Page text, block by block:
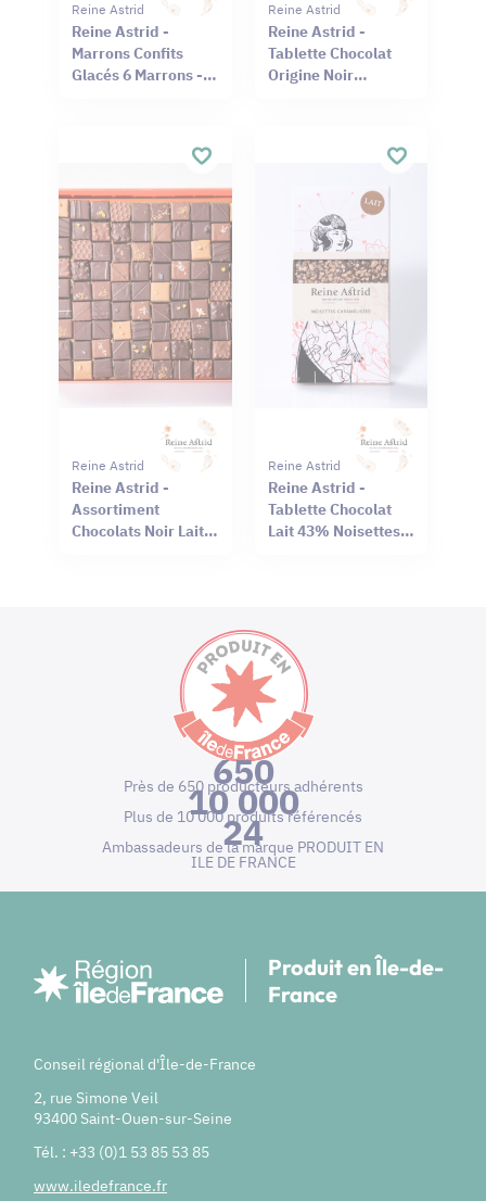
Reine Astrid
Reine Astrid -
Marrons Confits
Glacés 6 Marrons -
Reine Astrid
Reine Astrid -
Tablette Chocolat
Origine Noir
Reine Astrid
Reine Astrid -
Assortiment
Chocolats Noir Lait
Reine Astrid
Reine Astrid -
Tablette Chocolat
Lait 43% Noisettes
650
Près de 650 producteurs adhérents
10 000
Plus de 10 000 produits référencés
24
Ambassadeurs de la marque PRODUIT EN
ILE DE FRANCE
Produit en Île-de-
France
Conseil régional d'Île-de-France
2, rue Simone Veil
93400 Saint-Ouen-sur-Seine
Tél. : +33 (0)1 53 85 53 85
www.iledefrance.fr